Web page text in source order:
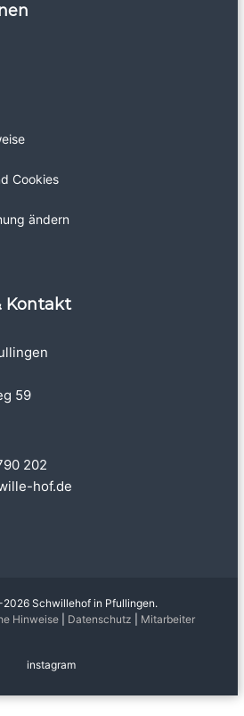
Cookies
ändern
Kontakt
59
202
hof.de
2026 Schwillehof in Pfullingen.
Hinweise| Datenschutz Mitarbeiter
instagram